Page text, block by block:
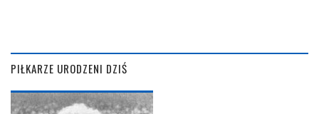
PIŁKARZE URODZENI DZIŚ